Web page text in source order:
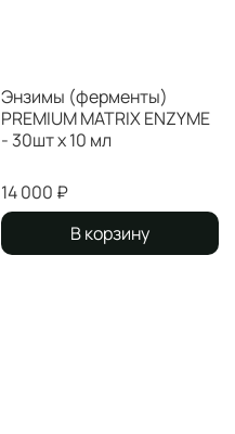
Энзимы (ферменты)
PREMIUM MATRIX ENZYME
- 30шт x 10 мл
14 000 ₽
В корзину